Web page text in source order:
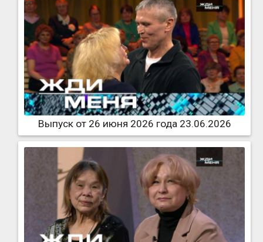
Выпуск от 26 июня 2026 года 23.06.2026